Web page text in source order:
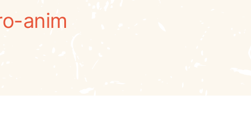
anim